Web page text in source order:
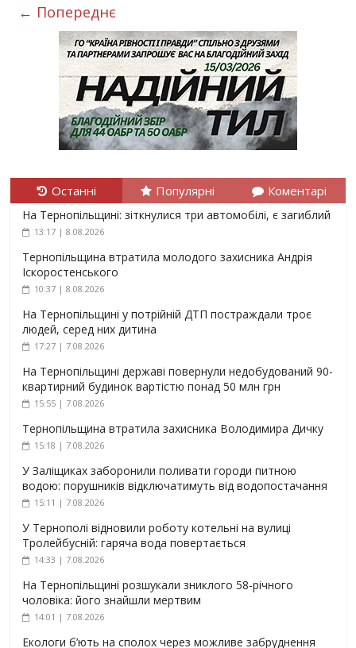
← Попереднє
Останні Популярні Коментарі
На Тернопільщині: зіткнулися три автомобілі, є загиблий
13:17 | 8.08.2026
Тернопільщина втратила молодого захисника Андрія
Іскоростенського
10:37 | 8.08.2026
На Тернопільщині у потрійній ДТП постраждали троє
людей, серед них дитина
17:27 | 7.08.2026
На Тернопільщині державі повернули недобудований 90-
квартирний будинок вартістю понад 50 млн грн
15:55 | 7.08.2026
Тернопільщина втратила захисника Володимира Дичку
15:18 | 7.08.2026
У Заліщиках заборонили поливати городи питною
водою: порушників відключатимуть від водопостачання
15:11 | 7.08.2026
У Тернополі відновили роботу котельні на вулиці
Тролейбусній: гаряча вода повертається
14:33 | 7.08.2026
На Тернопільщині розшукали зниклого 58-річного
чоловіка: його знайшли мертвим
14:01 | 7.08.2026
Екологи б’ють на сполох через можливе забруднення